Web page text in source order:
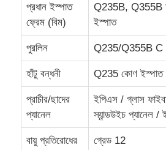
আমাদের সাথে যোগাযোগ করুন
উদ্ধৃতির জন্য আবেদন
হালকা ইস্পাত প্রিফ্যাব হাউস
ইস্পাত স্ট্রাকচার বিল্ডিং
প্রধান ইস্পাত
ফ্রেম (বিম)
Q235B, Q355B
ইস্পাত
পুরলিন Q235/Q355B C
হাঁটু বন্ধনী Q235 কোণ ইস্পাত
প্রাচীর/ছাদের
প্যানেল
ইপিএস / গ্লাস
স্যান্ডউইচ প্যানেল /
বায়ু প্রতিরোধের গ্রেড 12